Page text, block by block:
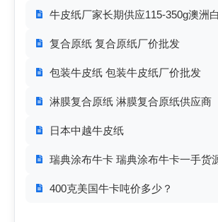
牛皮纸厂家长期供应115-350g澳洲
复合原纸 复合原纸厂价批发
包装牛皮纸 包装牛皮纸厂价批发
淋膜复合原纸 淋膜复合原纸供应商
日本中越牛皮纸
瑞典涂布牛卡 瑞典涂布牛卡一手货
400克美国牛卡吨价多少？